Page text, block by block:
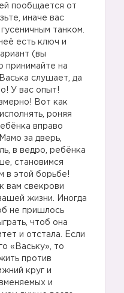
пообщается от
иначе вас
танком.
есть ключ и
(вы
принимайте на
слушает, да
У вас опыт!
Вот как
роняя
вправо
за дверь,
в ведро, ребёнка
становимся
в этой борьбе!
вам свекрови
жизни. Иногда
не пришлось
чтоб она
и отстала. Если
«Ваську», то
против
круг и
и